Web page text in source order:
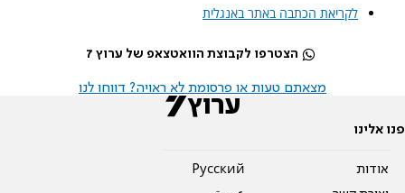
לקריאת הכתבה באתר באנגלית
הצטרפו לקבוצת הוואטצאפ של ערוץ 7
מצאתם טעות או פרסומת לא ראויה? דווחו לנו
פנו אלינו
אודות
Pусский